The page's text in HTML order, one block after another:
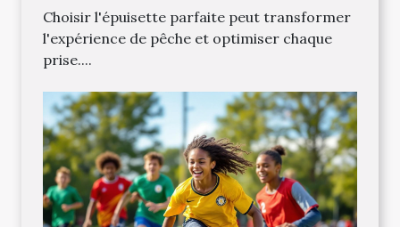
Choisir l'épuisette parfaite peut transformer
l'expérience de pêche et optimiser chaque
prise....